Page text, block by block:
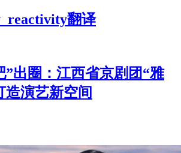
翻译
”出圈：江西省京剧团“雅
造演艺新空间